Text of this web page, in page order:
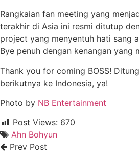
Rangkaian fan meeting yang
terakhir di Asia ini resmi ditutup
project yang menyentuh hati sang
Bye penuh dengan kenangan yang
Thank you for coming BOSS!
berikutnya ke Indonesia, ya!
Photo by NB Entertainment
Post Views: 670
Ahn Bohyun
Prev Post